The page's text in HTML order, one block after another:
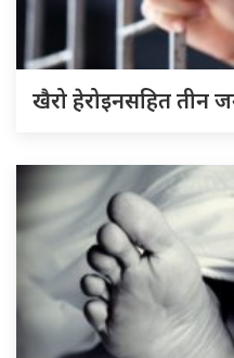
खैरो हेरोइनसहित तीन